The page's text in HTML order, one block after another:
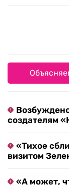
создателям
«Тихое
визитом
«А может,